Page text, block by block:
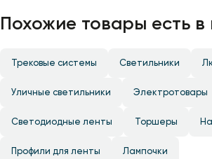
Похожие товары есть в
Трековые системы Светильники
Уличные светильники Электротовары
Светодиодные ленты Торшеры
Профили для ленты Лампочки